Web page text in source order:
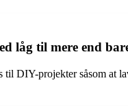
låg til mere end
til DIY-projekter såsom at